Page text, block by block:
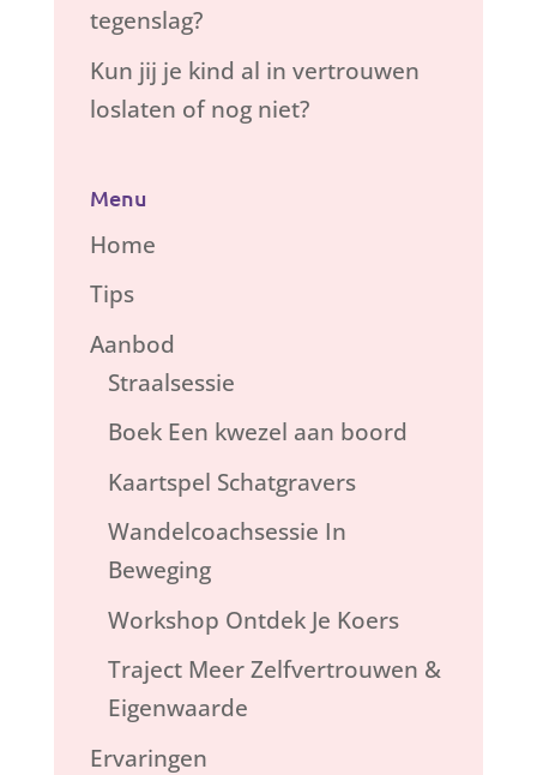
tegenslag?
Kun jij je kind al in vertrouwen
loslaten of nog niet?
Menu
Home
Tips
Aanbod
Straalsessie
Boek Een kwezel aan boord
Kaartspel Schatgravers
Wandelcoachsessie In
Beweging
Workshop Ontdek Je Koers
Traject Meer Zelfvertrouwen &
Eigenwaarde
Ervaringen